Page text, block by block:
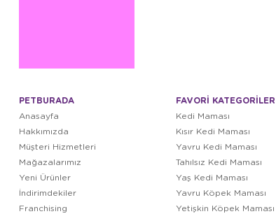
PETBURADA
Anasayfa
Hakkımızda
Müşteri Hizmetleri
Mağazalarımız
Yeni Ürünler
İndirimdekiler
Franchising
FAVORİ KATEGORİLER
Kedi Maması
Kısır Kedi Maması
Yavru Kedi Maması
Tahılsız Kedi Maması
Yaş Kedi Maması
Yavru Köpek Maması
Yetişkin Köpek Maması